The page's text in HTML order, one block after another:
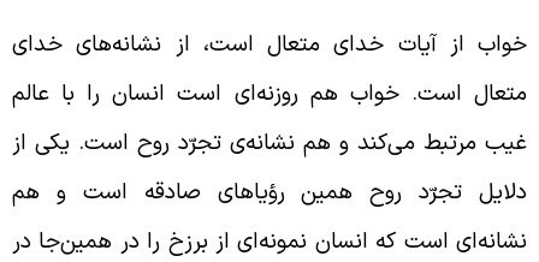
از آیات خدای متعال است، از نشانه‌های خدای
است. خواب هم روزنه‌ای است انسان را با عالم
مرتبط می‌کند و هم نشانه‌ی تجرّد روح است. یکی از
تجرّد روح همین رؤیاهای صادقه است و هم
است که انسان نمونه‌ای از برزخ را در همین‌جا در